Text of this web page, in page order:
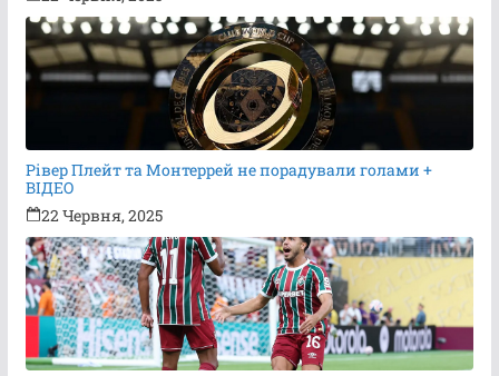
Рівер Плейт та Монтеррей не порадували голами +
ВІДЕО
22 Червня, 2025